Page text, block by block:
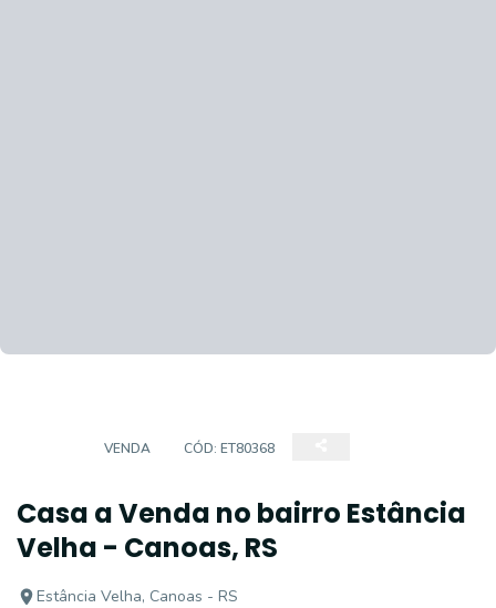
VENDA CÓD: ET80368
Casa a Venda no bairro Estância
Velha - Canoas, RS
Estância Velha, Canoas - RS